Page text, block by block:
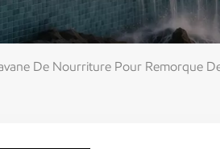
De Nourriture Pour Remorque